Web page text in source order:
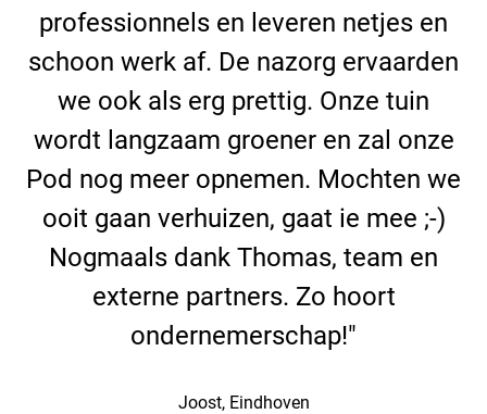
professionnels en leveren netjes en
schoon werk af. De nazorg ervaarden
we ook als erg prettig. Onze tuin
wordt langzaam groener en zal onze
Pod nog meer opnemen. Mochten we
ooit gaan verhuizen, gaat ie mee ;-)
Nogmaals dank Thomas, team en
externe partners. Zo hoort
ondernemerschap!"
Joost, Eindhoven